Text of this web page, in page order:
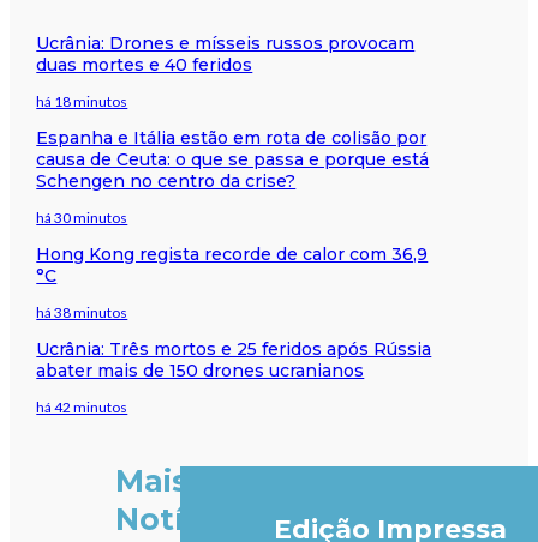
Ucrânia: Drones e mísseis russos provocam
duas mortes e 40 feridos
há 18 minutos
Espanha e Itália estão em rota de colisão por
causa de Ceuta: o que se passa e porque está
Schengen no centro da crise?
há 30 minutos
Hong Kong regista recorde de calor com 36,9
°C
há 38 minutos
Ucrânia: Três mortos e 25 feridos após Rússia
abater mais de 150 drones ucranianos
há 42 minutos
Mais
Notícias
Edição Impressa